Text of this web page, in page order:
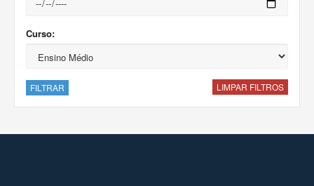
Curso:
FILTRAR LIMPAR FILTROS